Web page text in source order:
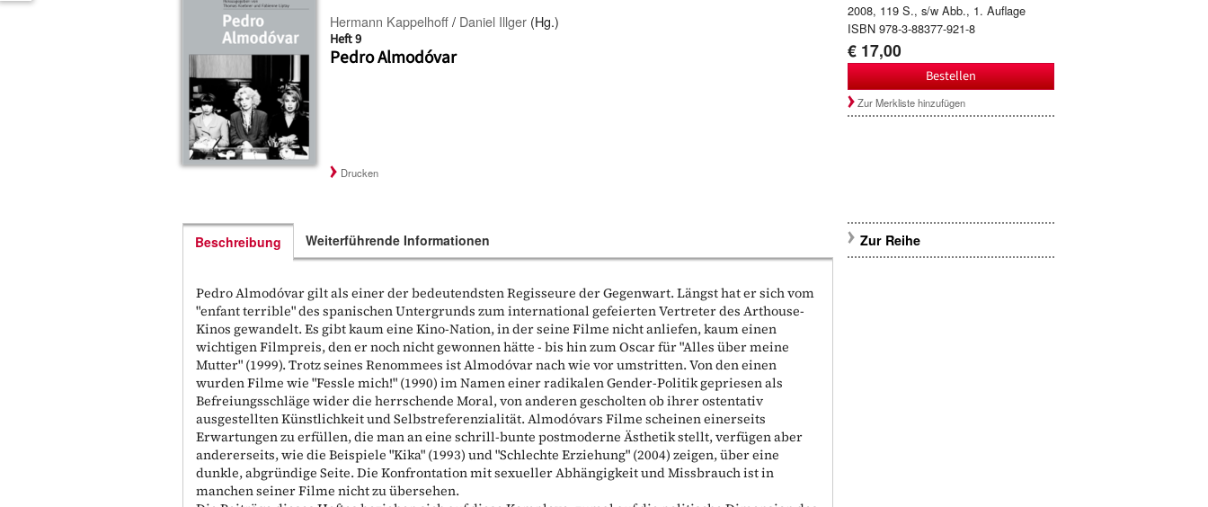
Hermann Kappelhoff/ Daniel Illger (Hg.)
Heft 9
Pedro Almodóvar
2008, 119 S., s/w Abb., 1. Auflage
ISBN 978-3-88377-921-8
€ 17,00
Bestellen
Zur Merkliste hinzufügen
Drucken
Beschreibung
Pedro Almodóvar gilt als einer der bedeutendsten Regisseure der Gegenwart. Längst hat er sich vom
"enfant terrible" des spanischen Untergrunds zum international gefeierten Vertreter des Arthouse-
Kinos gewandelt. Es gibt kaum eine Kino-Nation, in der seine Filme nicht anliefen, kaum einen
wichtigen Filmpreis, den er noch nicht gewonnen hätte - bis hin zum Oscar für "Alles über meine
Mutter" (1999). Trotz seines Renommees ist Almodóvar nach wie vor umstritten. Von den einen
wurden Filme wie "Fessle mich!" (1990) im Namen einer radikalen Gender-Politik gepriesen als
Befreiungsschläge wider die herrschende Moral, von anderen gescholten ob ihrer ostentativ
ausgestellten Künstlichkeit und Selbstreferenzialität. Almodóvars Filme scheinen einerseits
Erwartungen zu erfüllen, die man an eine schrill-bunte postmoderne Ästhetik stellt, verfügen aber
andererseits, wie die Beispiele "Kika" (1993) und "Schlechte Erziehung" (2004) zeigen, über eine
dunkle, abgründige Seite. Die Konfrontation mit sexueller Abhängigkeit und Missbrauch ist in
manchen seiner Filme nicht zu übersehen.
Weiterführende Informationen Zur Reihe